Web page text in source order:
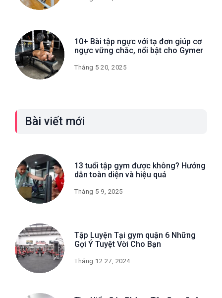
10+ Bài tập ngực với tạ đơn giúp cơ
ngực vững chắc, nổi bật cho Gymer
Tháng 5 20, 2025
Bài viết mới
13 tuổi tập gym được không? Hướng
dẫn toàn diện và hiệu quả
Tháng 5 9, 2025
Tập Luyện Tại gym quận 6​ Những
Gợi Ý Tuyệt Vời Cho Bạn
Tháng 12 27, 2024